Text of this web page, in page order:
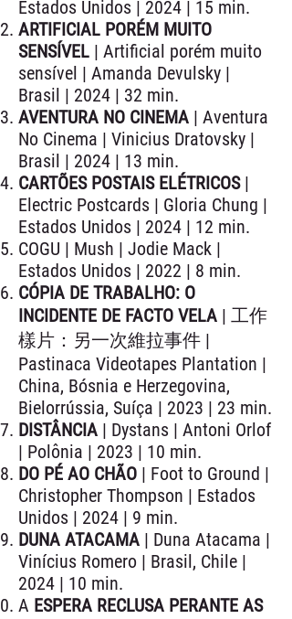
Estados Unidos | 2024 | 15 min.
ARTIFICIAL PORÉM MUITO
SENSÍVEL | Artificial porém muito
sensível | Amanda Devulsky |
Brasil | 2024 | 32 min.
AVENTURA NO CINEMA | Aventura
No Cinema | Vinicius Dratovsky |
Brasil | 2024 | 13 min.
CARTÕES POSTAIS ELÉTRICOS|
Electric Postcards | Gloria Chung |
Estados Unidos | 2024 | 12 min.
COGU | Mush | Jodie Mack |
Estados Unidos | 2022 | 8 min.
CÓPIA DE TRABALHO: O
INCIDENTE DE FACTO VELA | 工作
樣片：另一次維拉事件 |
Pastinaca Videotapes Plantation |
China, Bósnia e Herzegovina,
Bielorrússia, Suíça | 2023 | 23 min.
DISTÂNCIA | Dystans | Antoni Orlof
| Polônia | 2023 | 10 min.
DO PÉ AO CHÃO | Foot to Ground |
Christopher Thompson | Estados
Unidos | 2024 | 9 min.
DUNA ATACAMA | Duna Atacama |
Vinícius Romero | Brasil, Chile |
2024 | 10 min.
A ESPERA RECLUSA PERANTE AS